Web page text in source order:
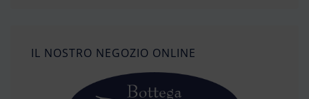
IL NOSTRO NEGOZIO ONLINE